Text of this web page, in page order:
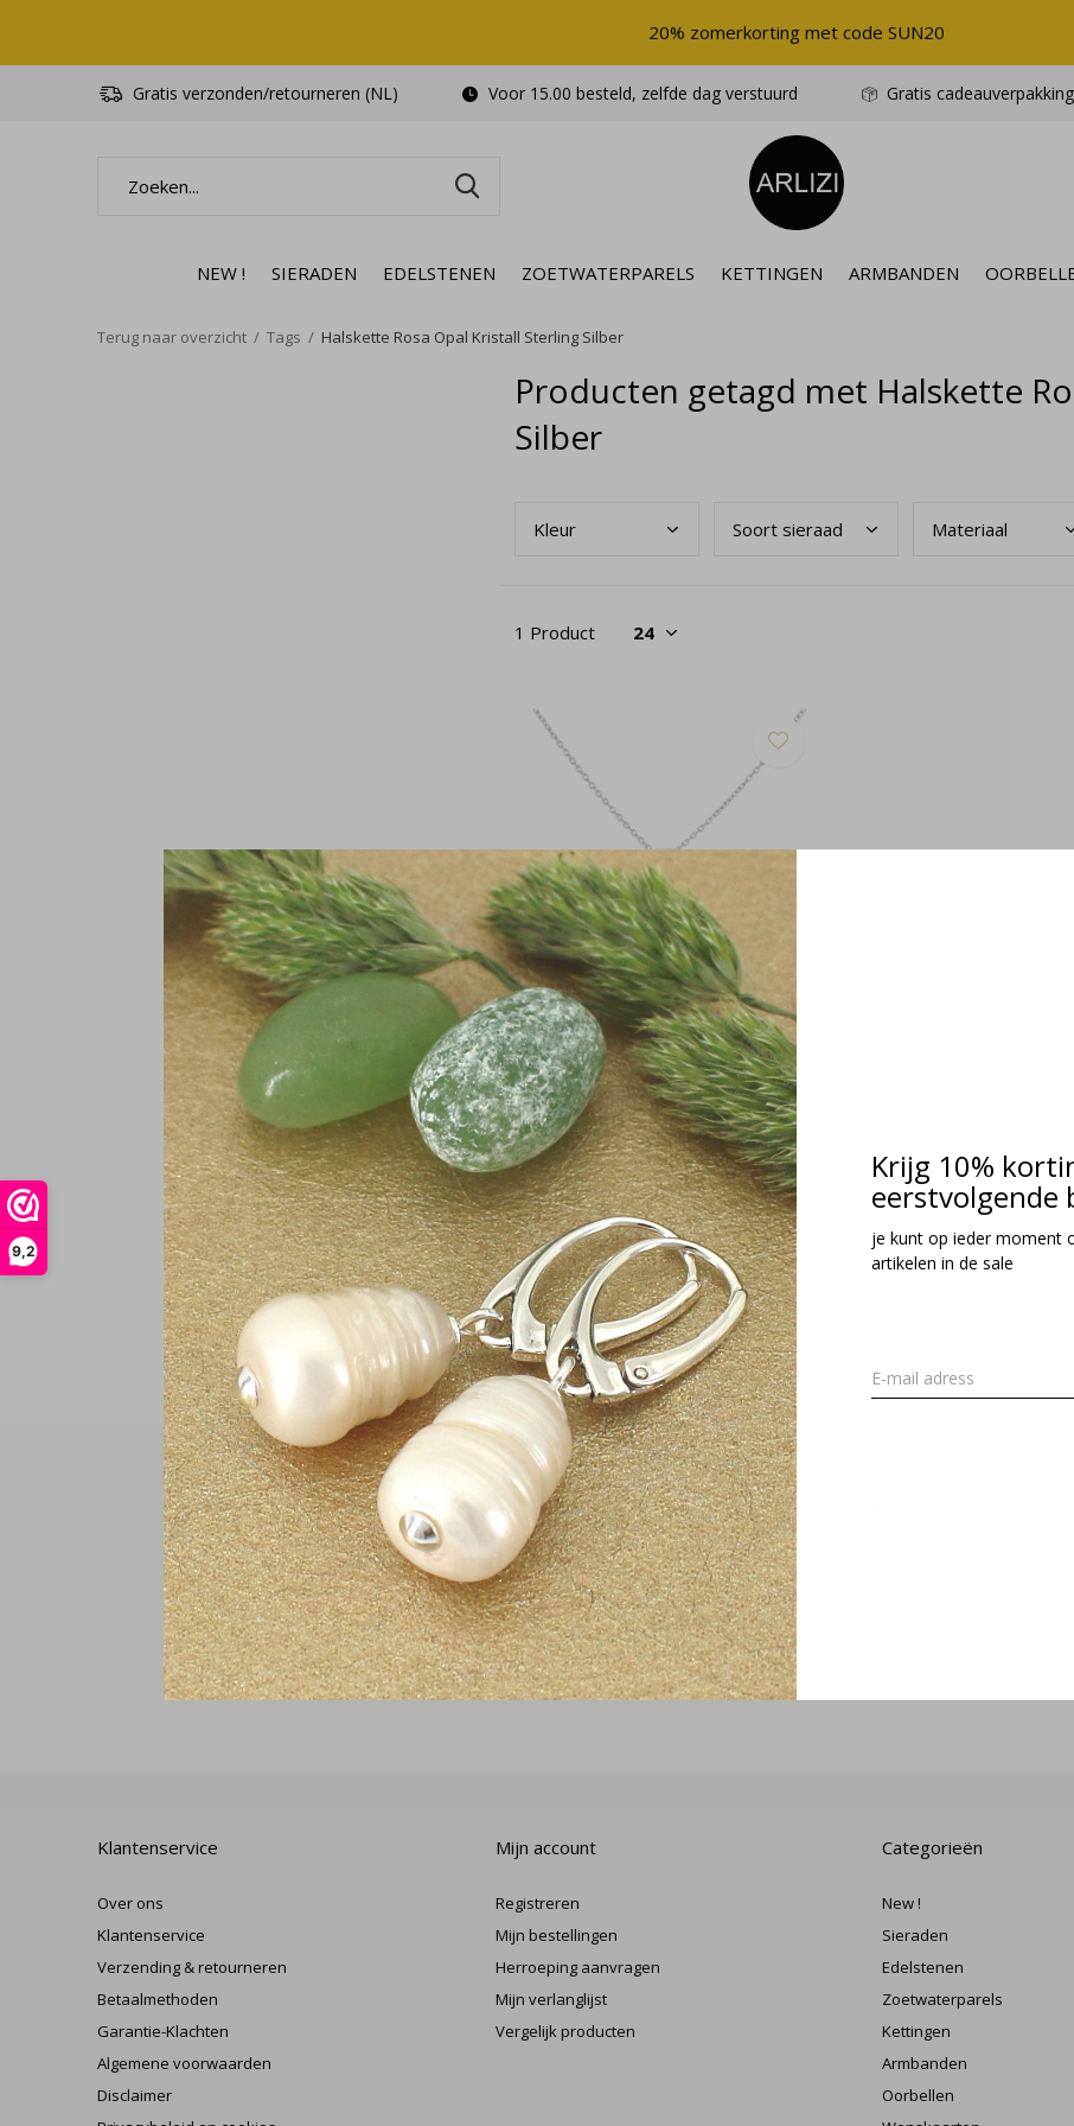
9,2
Krijg 10%
eerstvolgende
je kunt op ieder moment
artikelen in de sale
NEW ! SIERADEN EDELSTENEN ZOETWATERPARELS KETTINGEN ARMBANDEN
Gratis verzonden/retourneren (NL) Voor 15.00 besteld, zelfde dag verstuurd Gratis cadeauverpakking
20% zomerkorting met code SUN20
Terug naar overzicht Tags Halskette Rosa Opal Kristall Sterling Silber
Producten getagd met Halskette
Silber
Kleur Soort sieraad Materiaal
1 Product
Ketting roze opaal kristal 925 zilver -
2071
€32,95
Incl. btw
Seen 1 of the 1
Meld je aan voor onze nieuwsbrief
Ontvang de nieuwste aanbiedingen en promoties
Klantenservice
Over ons
Klantenservice
Verzending & retourneren
Betaalmethoden
Garantie-Klachten
Algemene voorwaarden
Disclaimer
Mijn account
Registreren
Mijn bestellingen
Herroeping aanvragen
Mijn verlanglijst
Vergelijk producten
Categorieën
New !
Sieraden
Edelstenen
Zoetwaterparels
Kettingen
Armbanden
Oorbellen